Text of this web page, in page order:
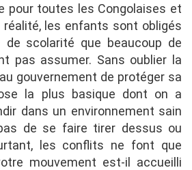
pour toutes les Congolaises et
réalité, les enfants sont obligés
scolarité que beaucoup de
pas assumer. Sans oublier la
gouvernement de protéger sa
la plus basique dont on a
dans un environnement sain
de se faire tirer dessus ou
les conflits ne font que
mouvement est-il accueilli